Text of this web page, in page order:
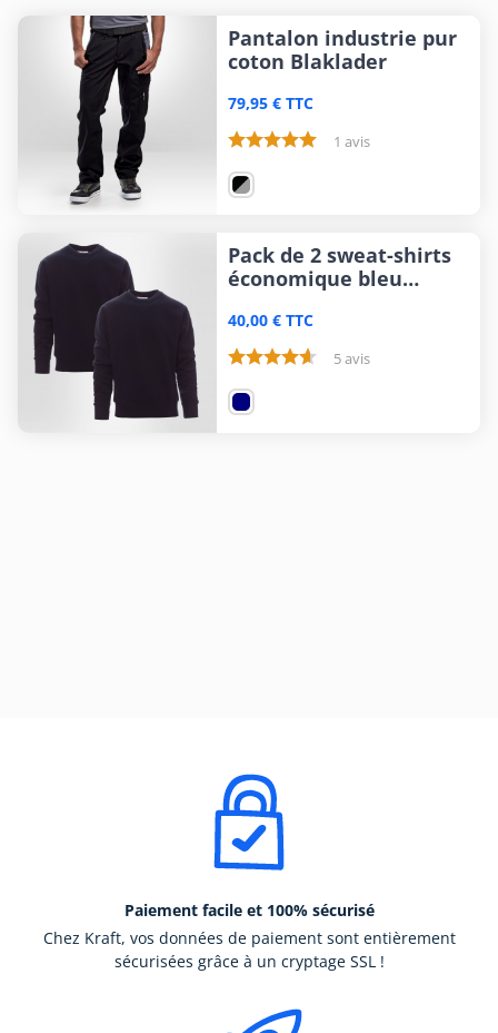
Pantalon industrie pur
coton Blaklader
79,95 € TTC
1 avis
Pack de 2 sweat-shirts
économique bleu
40,00 € TTC
5 avis
Paiement facile et 100% sécurisé
Chez Kraft, vos données de paiement sont entièrement
sécurisées grâce à un cryptage SSL !